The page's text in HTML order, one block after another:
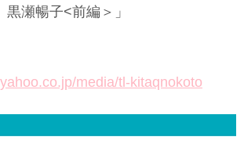
瀬暢子<前編＞」
media/tl-kitaqnokoto